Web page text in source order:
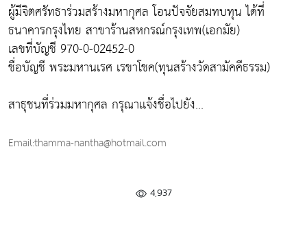
ผู้มีจิตศรัทธาร่วมสร้างมหากุศล โอนปัจจัยสมทบทุน ได้ที่
ธนาคารกรุงไทย สาขาร้านสหกรณ์กรุงเทพ(เอกมัย)
เลขที่บัญชี 970-0-02452-0
ชื่อบัญชี พระมหานเรศ เรขาโชค(ทุนสร้างวัดสามัคคีธรรม)
สาธุชนที่ร่วมมหากุศล กรุณาเเจ้งชื่อไปยัง...
Email:thamma-nantha@hotmail.com
4,937